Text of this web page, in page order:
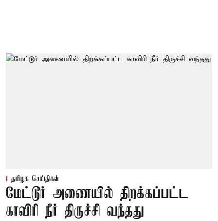
தமிழக செய்திகள்
மேட்டூர் அணையில் திறக்கப்பட்ட
காவிரி நீர் திருச்சி வந்தது